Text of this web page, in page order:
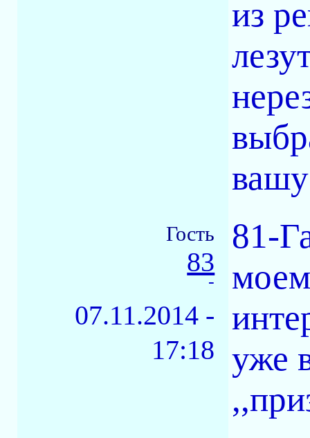
из
Гость
83
-
07.11.2014 -
17:18
81-
уже